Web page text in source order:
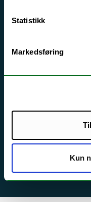
Statistikk
Markedsføring
Kun
For media
English website